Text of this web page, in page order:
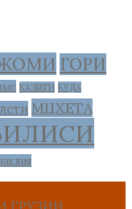
ГОРИ
КАЗБЕГИ КУДА
МЦХЕТА